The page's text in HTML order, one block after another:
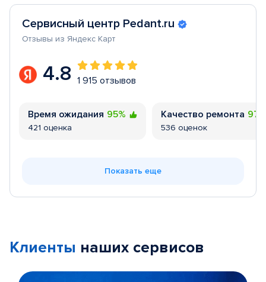
Сервисный центр Pedant.ru
Отзывы из Яндекс Карт
4.8 1 915 отзывов
Время ожидания 95%
421 оценка
Качество ремонта
536 оценок
Показать еще
Клиенты наших сервисов